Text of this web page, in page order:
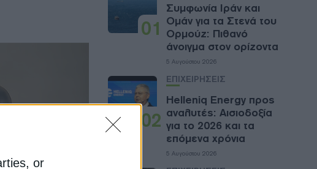
or
01
Συμφωνία Ιράν και
Ομάν για τα Στενά του
Ορμούζ: Πιθανό
άνοιγμα στον ορίζοντα
5 Αυγούστου 2026
02
ΕΠΙΧΕΙΡΗΣΕΙΣ
Helleniq Energy προς
αναλυτές: Αισιοδοξία
για το 2026 και τα
επόμενα χρόνια
5 Αυγούστου 2026